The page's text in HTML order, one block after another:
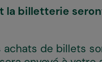
la billetterie
de billets